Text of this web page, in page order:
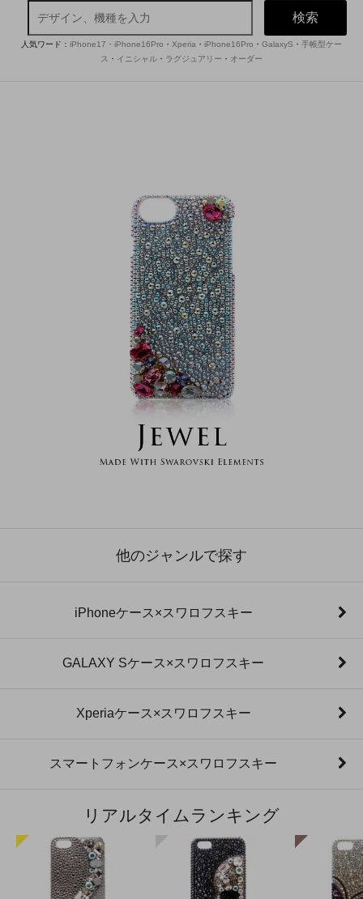
検索
人気ワード： iPhone17・iPhone16Pro ・ Xperia ・ iPhone16Pro ・ GalaxyS ・ 手帳型ケー
ス ・ イニシャル ・ ラグジュアリー ・ オーダー
他のジャンルで探す
iPhoneケース×スワロフスキー
GALAXY Sケース×スワロフスキー
Xperiaケース×スワロフスキー
スマートフォンケース×スワロフスキー
リアルタイムランキング